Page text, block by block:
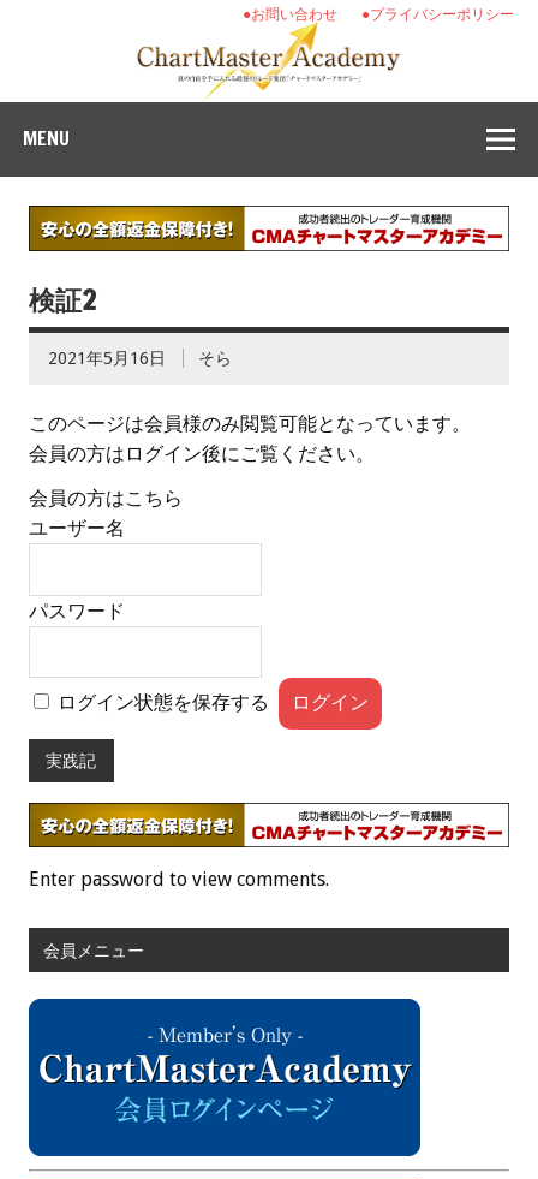
●プライバシーポリシー
●お問い合わせ
MENU
検証2
2021年5月16日 そら
このページは会員様のみ閲覧可能となっています。
会員の方はログイン後にご覧ください。
会員の方はこちら
ユーザー名
パスワード
ログイン状態を保存する
実践記
Enter password to view comments.
会員メニュー